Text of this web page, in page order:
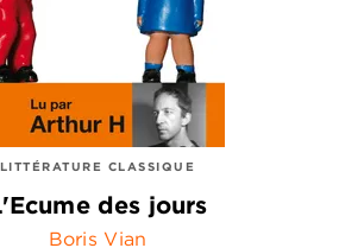
LITTÉRATURE CLASSIQUE
des jours
Boris Vian